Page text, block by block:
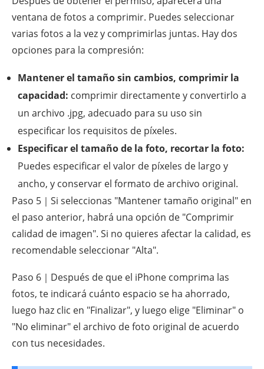
ventana de fotos a comprimir. Puedes seleccionar
varias fotos a la vez y comprimirlas juntas. Hay dos
opciones para la compresión:
Mantener el tamaño sin cambios, comprimir la
capacidad: comprimir directamente y convertirlo a
un archivo .jpg, adecuado para su uso sin
especificar los requisitos de píxeles.
Especificar el tamaño de la foto, recortar la foto:
Puedes especificar el valor de píxeles de largo y
ancho, y conservar el formato de archivo original.
Paso 5｜Si seleccionas "Mantener tamaño original" en
el paso anterior, habrá una opción de "Comprimir
calidad de imagen". Si no quieres afectar la calidad, es
recomendable seleccionar "Alta".
Paso 6｜Después de que el iPhone comprima las
fotos, te indicará cuánto espacio se ha ahorrado,
luego haz clic en "Finalizar", y luego elige "Eliminar" o
"No eliminar" el archivo de foto original de acuerdo
con tus necesidades.